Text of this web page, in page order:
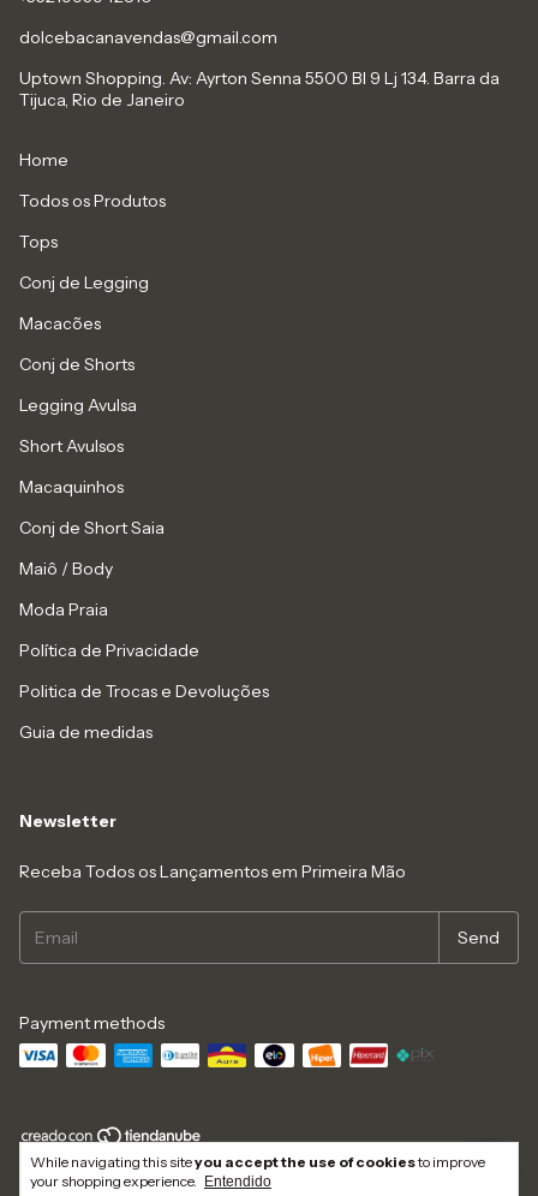
While navigating this siteyou accept the use of cookiesto improve
your shopping experience.
Entendido
dolcebacanavendas@gmail.com
Uptown Shopping. Av: Ayrton Senna 5500 Bl 9 Lj 134. Barra da
Tijuca, Rio de Janeiro
Home
Todos os Produtos
Tops
Conj de Legging
Macacões
Conj de Shorts
Legging Avulsa
Short Avulsos
Macaquinhos
Conj de Short Saia
Maiô / Body
Moda Praia
Política de Privacidade
Politica de Trocas e Devoluções
Guia de medidas
Newsletter
Receba Todos os Lançamentos em Primeira Mão
Payment methods
Copyright Dolce Bacana - 29336667000141 - 2026. All rights reserved.